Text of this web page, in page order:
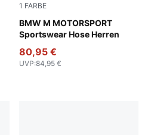
1 FARBE
BMW M MOTORSPORT
Sportswear Hose Herren
Puma Black
80,95 €
UVP:84,95 €